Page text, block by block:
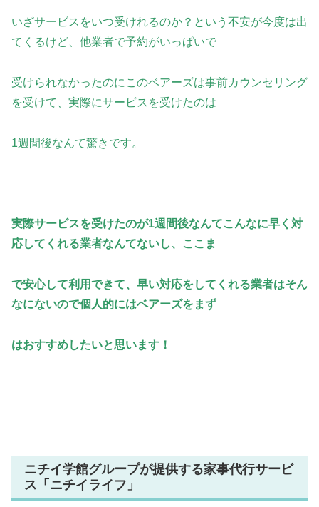
いざサービスをいつ受けれるのか？という不安が今度は出
てくるけど、他業者で予約がいっぱいで
受けられなかったのにこのベアーズは事前カウンセリング
を受けて、実際にサービスを受けたのは
1週 間後なんて驚きです。
実際サービスを受けたのが1週間後なんてこんなに早く対
応してくれる業者なんてないし、ここま
で安心して利用できて、早い対応をしてくれる業者はそん
なにないので個人的にはベアーズをまず
はおすすめしたいと思います！
ニチイ学館グループが提供する家事代行サービ
ス「ニチイライフ」